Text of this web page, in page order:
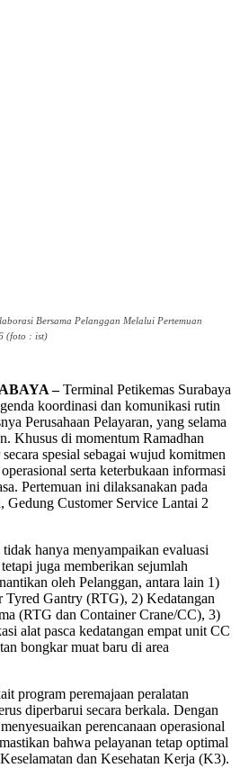
Bersama Pelanggan Melalui Pertemuan
(foto : ist)
–Terminal Petikemas Surabaya
koordinasi dan komunikasi rutin
Perusahaan Pelayaran, yang selama
Khusus di momentum Ramadhan
spesial sebagai wujud komitmen
serta keterbukaan informasi
Pertemuan ini dilaksanakan pada
Gedung Customer Service Lantai 2
hanya menyampaikan evaluasi
juga memberikan sejumlah
oleh Pelanggan, antara lain 1)
Tyred Gantry (RTG), 2) Kedatangan
(RTG dan Container Crane/CC), 3)
alat pasca kedatangan empat unit CC
bongkar muat baru di area
program peremajaan peralatan
diperbarui secara berkala. Dengan
perencanaan operasional
bahwa pelayanan tetap optimal
dan Kesehatan Kerja (K3).